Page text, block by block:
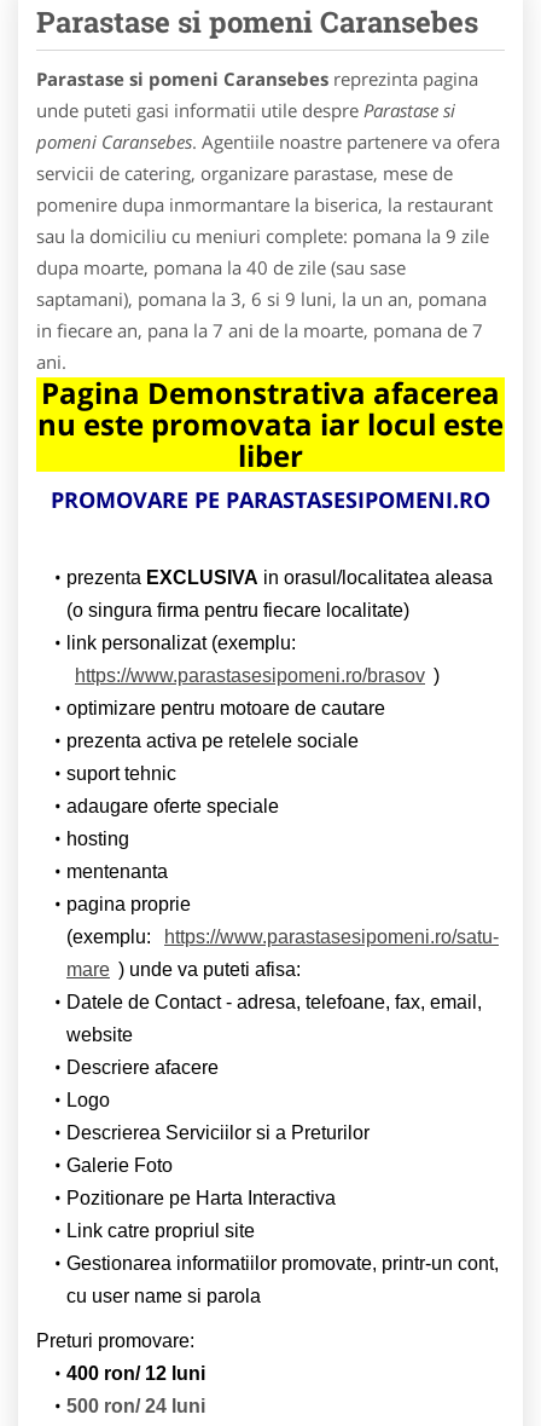
Parastase si pomeni Caransebes
Parastase si pomeni Caransebes reprezinta pagina
unde puteti gasi informatii utile despre Parastase si
pomeni Caransebes. Agentiile noastre partenere va ofera
servicii de catering, organizare parastase, mese de
pomenire dupa inmormantare la biserica, la restaurant
sau la domiciliu cu meniuri complete: pomana la 9 zile
dupa moarte, pomana la 40 de zile (sau sase
saptamani), pomana la 3, 6 si 9 luni, la un an, pomana
in fiecare an, pana la 7 ani de la moarte, pomana de 7
ani.
Pagina Demonstrativa afacerea
nu este promovata iar locul este
liber
PROMOVARE PE PARASTASESIPOMENI.RO
prezenta EXCLUSIVA in orasul/localitatea aleasa
(o singura firma pentru fiecare localitate)
link personalizat (exemplu:
https://www.parastasesipomeni.ro/brasov )
optimizare pentru motoare de cautare
prezenta activa pe retelele sociale
suport tehnic
adaugare oferte speciale
hosting
mentenanta
pagina proprie
(exemplu:
https://www.parastasesipomeni.ro/satu-
mare ) unde va puteti afisa:
Datele de Contact - adresa, telefoane, fax, email,
website
Descriere afacere
Logo
Descrierea Serviciilor si a Preturilor
Galerie Foto
Pozitionare pe Harta Interactiva
Link catre propriul site
Gestionarea informatiilor promovate, printr-un cont,
cu user name si parola
Preturi promovare:
400 ron/ 12 luni
500 ron/ 24 luni